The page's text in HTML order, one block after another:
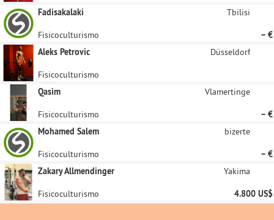
Fadisakalaki
Tbilisi
Fisicoculturismo
– €
Aleks Petrovic
Düsseldorf
Fisicoculturismo
Qasim
Vlamertinge
Fisicoculturismo
– €
Mohamed Salem
bizerte
Fisicoculturismo
– €
Zakary Allmendinger
Yakima
Fisicoculturismo 4.800 US$